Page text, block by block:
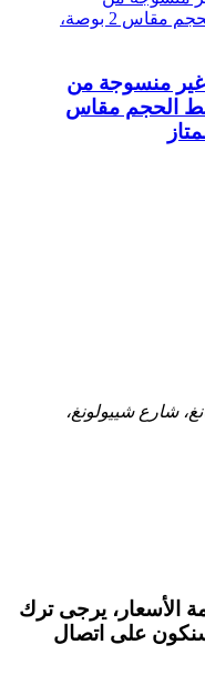
منسوجة من
​​الحجم مقاس
تونغفوكسيانغ، شارع شييولونغ،
الأسعار، يرجى ترك
على اتصال